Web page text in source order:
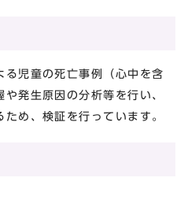
る児童の死亡事例（心中を含
発生原因の分析等を行い、
め、検証を行っています。